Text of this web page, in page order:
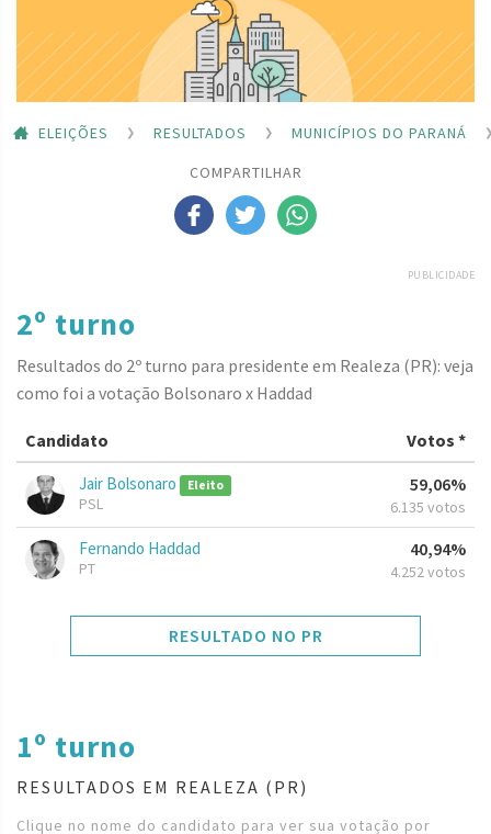
ELEIÇÕES RESULTADOS
MUNICÍPIOS DO PARANÁ
COMPARTILHAR
PUBLICIDADE
2º turno
Resultados do 2º turno para presidente em Realeza (PR): veja
como foi a votação Bolsonaro x Haddad
Candidato Votos *
Jair Bolsonaro Eleito
PSL
59,06%
6.135 votos
Fernando Haddad
PT
40,94%
4.252 votos
RESULTADO NO PR
1º turno
RESULTADOS EM REALEZA (PR)
Clique no nome do candidato para ver sua votação por